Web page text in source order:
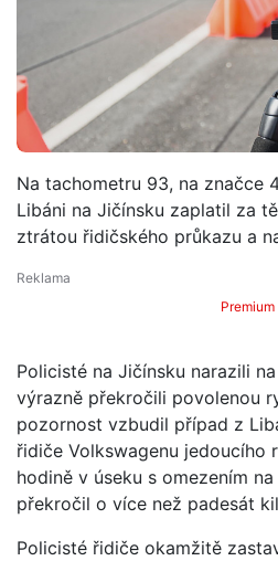
Na tachometru 93, na značce
Libáni na Jičínsku zaplatil za
ztrátou řidičského průkazu a
Premium
Policisté na Jičínsku narazili
výrazně překročili povolenou
pozornost vzbudil případ z
řidiče Volkswagenu
hodině v úseku s omezením
překročil o více než padesát
Policisté řidiče okamžitě